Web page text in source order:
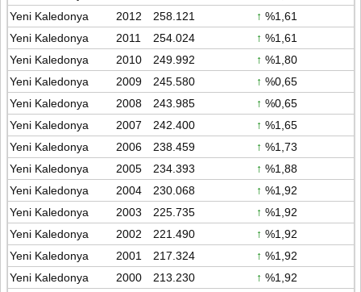
Yeni Kaledonya
2012 258.121 ↑ %1,61
Yeni Kaledonya
2011 254.024 ↑ %1,61
Yeni Kaledonya
2010 249.992 ↑ %1,80
Yeni Kaledonya
2009 245.580 ↑ %0,65
Yeni Kaledonya
2008 243.985 ↑ %0,65
Yeni Kaledonya
2007 242.400 ↑ %1,65
Yeni Kaledonya
2006 238.459 ↑ %1,73
Yeni Kaledonya
2005 234.393 ↑ %1,88
Yeni Kaledonya
2004 230.068 ↑ %1,92
Yeni Kaledonya
2003 225.735 ↑ %1,92
Yeni Kaledonya
2002 221.490 ↑ %1,92
Yeni Kaledonya
2001 217.324 ↑ %1,92
Yeni Kaledonya
2000 213.230 ↑ %1,92